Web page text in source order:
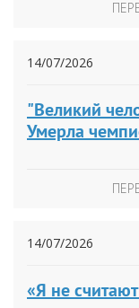
14/07/2026
"Великий
Умерла
14/07/2026
«Я не